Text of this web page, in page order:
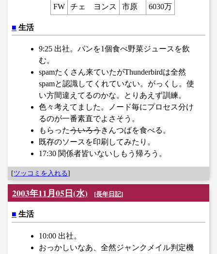
FW
チェ ヨンス 市原 6030万
■ 生活
9:25 出社。パンを1個食べ野菜ジュースを飲
む。
spamたくさん来ていたがThunderbirdは全然
spamと認識してくれていない。がっくし。使
い方間違えてるのかな。とりあえず訓練。
色々考えてました。ノード毎にプロセス分け
るのが一番素直でよさそう。
もらったういろうきんつばを食べる。
既存のソースを印刷してみたり。
17:30 関係者皆いないしもう帰ろう。
[ツッコミを入れる]
2003年11月05日(水) [長年日記]
■ 生活
10:00 出社。
おっかしいなあ、全然ジャンクメイル判定機